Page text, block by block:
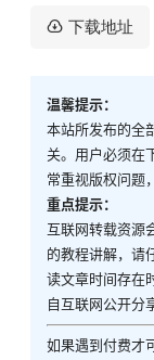
下载地址
温馨提示：
本站所发布的全
关。用户必须在
常重视版权问题
重点提示：
互联网转载资源
的教程讲解，请
读文章时间存在
自互联网公开分
如果遇到付费才